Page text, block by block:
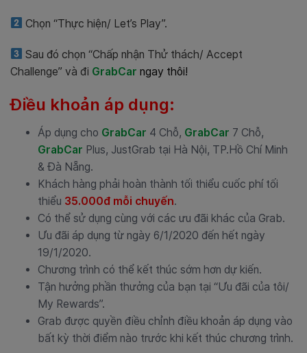
Chọn “Thực hiện/ Let’s Play”.
Sau đó chọn “Chấp nhận Thử thách/ Accept
Challenge” và đi GrabCar ngay thôi!
Điều khoản áp dụng:
Áp dụng cho GrabCar 4 Chỗ, GrabCar 7 Chỗ,
GrabCar Plus, JustGrab tại Hà Nội, TP.Hồ Chí Minh
& Đà Nẵng.
Khách hàng phải hoàn thành tối thiểu cuốc phí tối
thiểu 35.000đ mỗi chuyến.
Có thể sử dụng cùng với các ưu đãi khác của Grab.
Ưu đãi áp dụng từ ngày 6/1/2020 đến hết ngày
19/1/2020.
Chương trình có thể kết thúc sớm hơn dự kiến.
Tận hưởng phần thưởng của bạn tại “Ưu đãi của tôi/
My Rewards”.
Grab được quyền điều chỉnh điều khoản áp dụng vào
bất kỳ thời điểm nào trước khi kết thúc chương trình.